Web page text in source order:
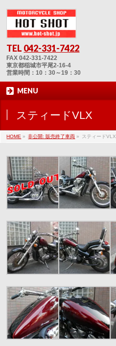
TEL 042-331-7422
FAX 042-331-7422
東京都稲城市平尾2-16-4
営業時間：10：30～19：30
MENU
スティードVLX
HOME » 非公開: 販売終了車両 » スティードVLX